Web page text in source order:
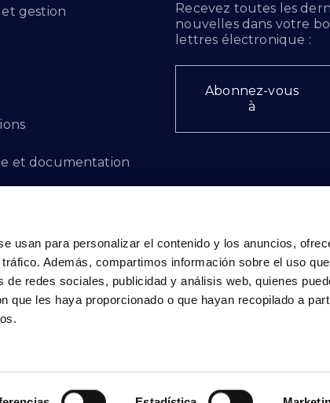
usan para personalizar el contenido y los anuncios,
Además, compartimos información sobre el uso
de redes sociales, publicidad y análisis web, quienes
que les haya proporcionado o que hayan recopilado a
gestion
et documentation
plaintes
FR
Recevez toutes les
nouvelles dans votre
lettres électronique :
Abonnez-vous
à